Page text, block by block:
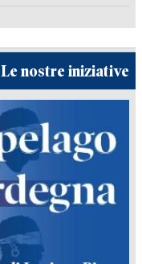
Le nostre iniziative